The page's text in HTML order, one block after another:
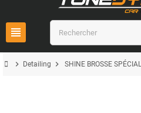
view_headline
chevron_right Detailing chevron_right SHINE BROSSE